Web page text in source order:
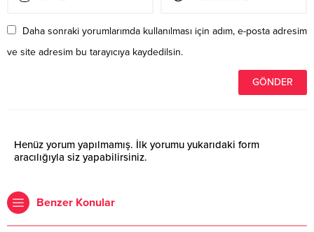
Daha sonraki yorumlarımda kullanılması için adım, e-posta adresim
ve site adresim bu tarayıcıya kaydedilsin.
Henüz yorum yapılmamış. İlk yorumu yukarıdaki form
aracılığıyla siz yapabilirsiniz.
Benzer Konular